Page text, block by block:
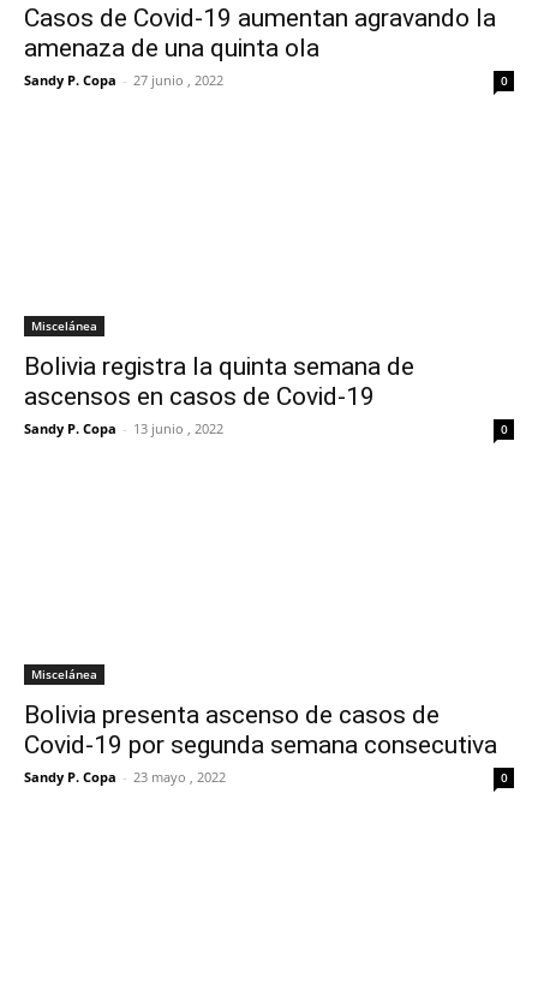
Casos de Covid-19 aumentan agravando la
amenaza de una quinta ola
Sandy P. Copa - 27 junio , 2022 0
Miscelánea
Bolivia registra la quinta semana de
ascensos en casos de Covid-19
Sandy P. Copa - 13 junio , 2022 0
Miscelánea
Bolivia presenta ascenso de casos de
Covid-19 por segunda semana consecutiva
Sandy P. Copa - 23 mayo , 2022 0